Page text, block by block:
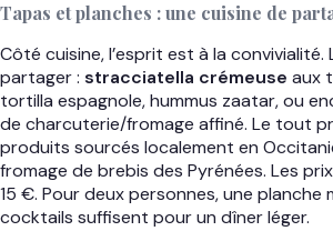
Tapas et planches : une cuisine de
Côté cuisine, l’esprit est à la
partager : stracciatella crémeuse aux
tortilla espagnole, hummus zaatar, ou
de charcuterie/fromage affiné. Le tout
produits sourcés localement en
fromage de brebis des Pyrénées. Les
15 €. Pour deux personnes, une planche
cocktails suffisent pour un dîner léger.